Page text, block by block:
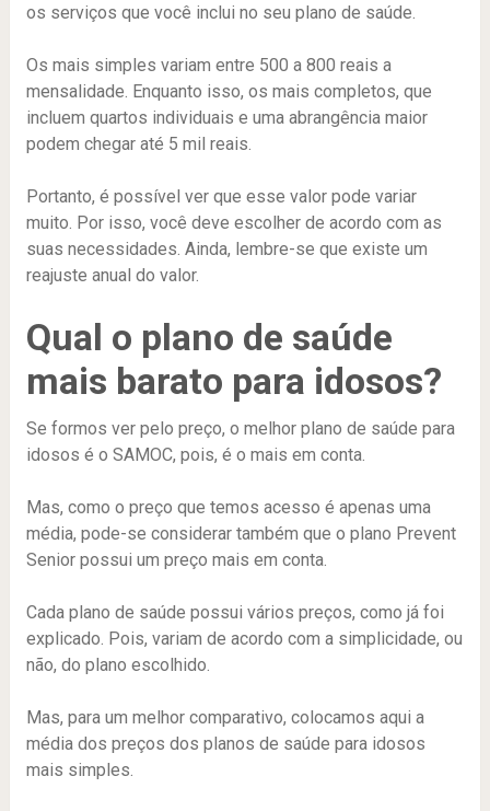
os serviços que você inclui no seu plano de saúde.
Os mais simples variam entre 500 a 800 reais a
mensalidade. Enquanto isso, os mais completos, que
incluem quartos individuais e uma abrangência maior
podem chegar até 5 mil reais.
Portanto, é possível ver que esse valor pode variar
muito. Por isso, você deve escolher de acordo com as
suas necessidades. Ainda, lembre-se que existe um
reajuste anual do valor.
Qual o plano de saúde
mais barato para idosos?
Se formos ver pelo preço, o melhor plano de saúde para
idosos é o SAMOC, pois, é o mais em conta.
Mas, como o preço que temos acesso é apenas uma
média, pode-se considerar também que o plano Prevent
Senior possui um preço mais em conta.
Cada plano de saúde possui vários preços, como já foi
explicado. Pois, variam de acordo com a simplicidade, ou
não, do plano escolhido.
Mas, para um melhor comparativo, colocamos aqui a
média dos preços dos planos de saúde para idosos
mais simples.